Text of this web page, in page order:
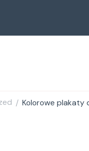
/ Kolorowe plakaty